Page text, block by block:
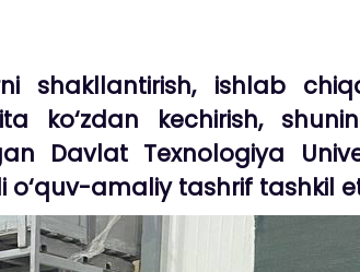
shakllantirish, ishlab
ko‘zdan kechirish,
Davlat Texnologiya
o‘quv-amaliy tashrif tashkil